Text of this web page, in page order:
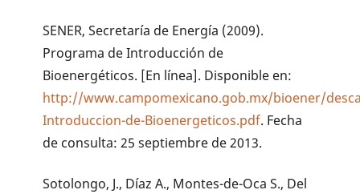
SENER, Secretaría de Energía (2009).
Programa de Introducción de
Bioenergéticos. [En línea]. Disponible en:
http://www.campomexicano.gob.mx/bioener/
Introduccion-de-Bioenergeticos.pdf. Fecha
de consulta: 25 septiembre de 2013.
Sotolongo, J., Díaz A., Montes-de-Oca S., Del